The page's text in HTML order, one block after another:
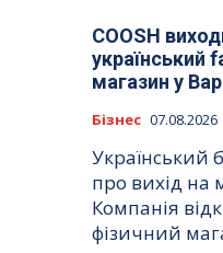
COOSH
український
магазин у
Бізнес 07.08.2026
Український
про вихід на
Компанія
фізичний